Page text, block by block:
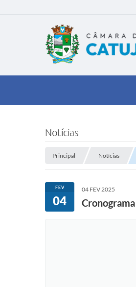
Notícias
Principal Notícias
FEV
04
04 FEV 2025